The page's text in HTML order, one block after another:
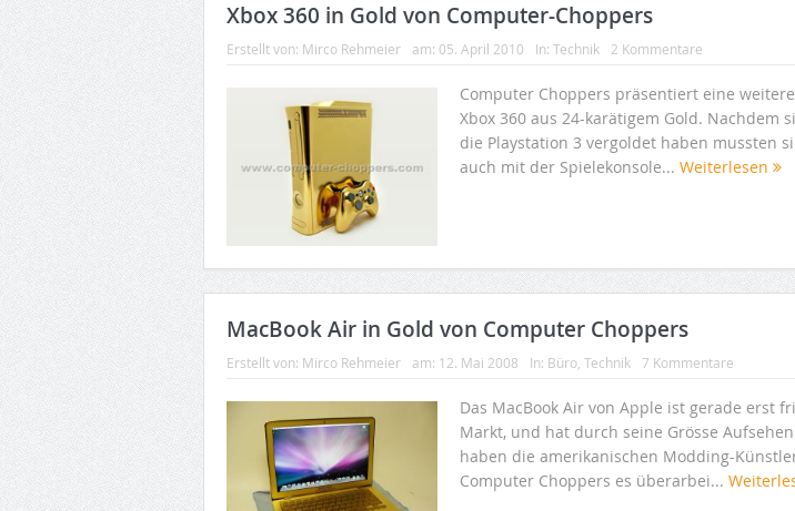
Xbox 360 in Gold von Computer-Choppers
Erstellt von: Mirco Rehmeier am: 05. April 2010 In: Technik 2 Kommentare
Computer Choppers präsentiert eine
Xbox 360 aus 24-karätigem Gold. Nachdem
die Playstation 3 vergoldet haben mussten
auch mit der Spielekonsole... Weiterlesen
MacBook Air in Gold von Computer Choppers
Erstellt von: Mirco Rehmeier am: 12. Mai 2008 In: Büro Technik 7 Kommentare
Das MacBook Air von Apple ist gerade erst
Markt, und hat durch seine Grösse
haben die amerikanischen Modding-
Computer Choppers es überarbei...